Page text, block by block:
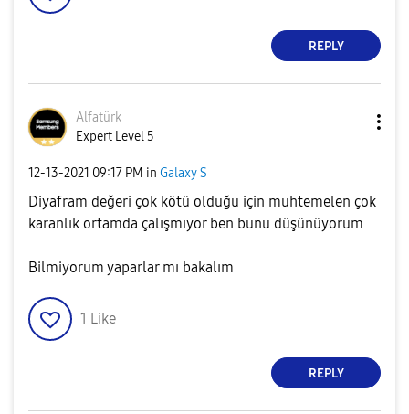
REPLY
Alfatürk
Expert Level 5
‎12-13-2021 09:17 PM in Galaxy S
Diyafram değeri çok kötü olduğu için muhtemelen çok
karanlık ortamda çalışmıyor ben bunu düşünüyorum
Bilmiyorum yaparlar mı bakalım
1 Like
REPLY